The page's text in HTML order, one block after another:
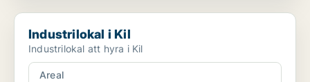
Industrilokal i Kil
Industrilokal i Kil
Industrilokal att hyra i Kil
Areal